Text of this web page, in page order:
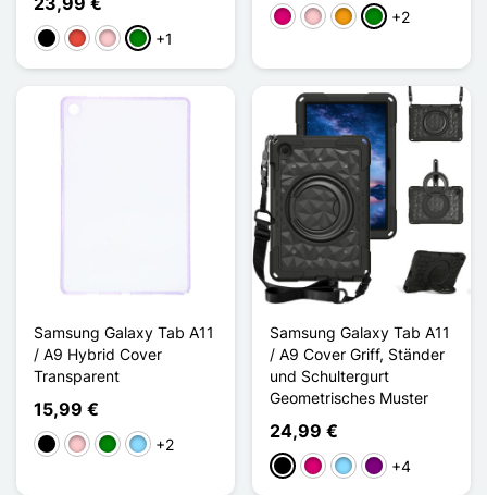
Schwarz
Rot PinkGrün+1
Magenta
PinkOrange
Grün+2
Samsung Galaxy Tab A11
/ A9 Hybrid Cover
Transparent
15,99 €
Schwarz
PinkGrünHellblau
+2
Samsung Galaxy Tab A11
/ A9 Cover Griff, Ständer
und Schultergurt
Geometrisches Muster
24,99 €
SchwarzMagenta
HellblauViolett
+4